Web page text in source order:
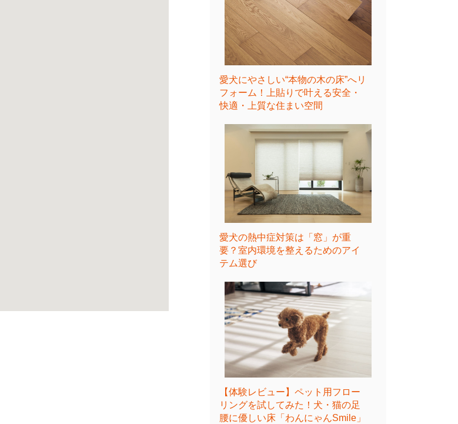
愛犬にやさしい“本物の木の床”へリ
フォーム！上貼りで叶える安全・
快適・上質な住まい空間
愛犬の熱中症対策は「窓」が重
要？室内環境を整えるためのアイ
テム選び
【体験レビュー】ペット用フロー
リングを試してみた！犬・猫の足
腰に優しい床「わんにゃんSmile」